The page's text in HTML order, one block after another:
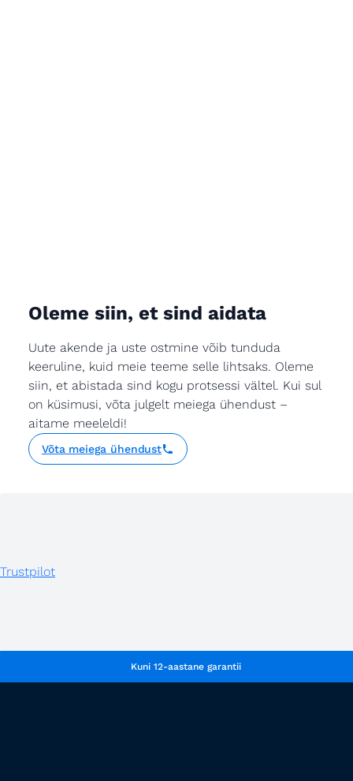
Oleme siin, et sind aidata
Uute akende ja uste ostmine võib tunduda
keeruline, kuid meie teeme selle lihtsaks. Oleme
siin, et abistada sind kogu protsessi vältel. Kui sul
on küsimusi, võta julgelt meiega ühendust –
aitame meeleldi!
Võta meiega ühendust
Trustpilot
Kuni 12-aastane garantii